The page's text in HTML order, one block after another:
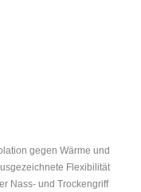
gegen Wärme und
Flexibilität
Nass- und Trockengriff